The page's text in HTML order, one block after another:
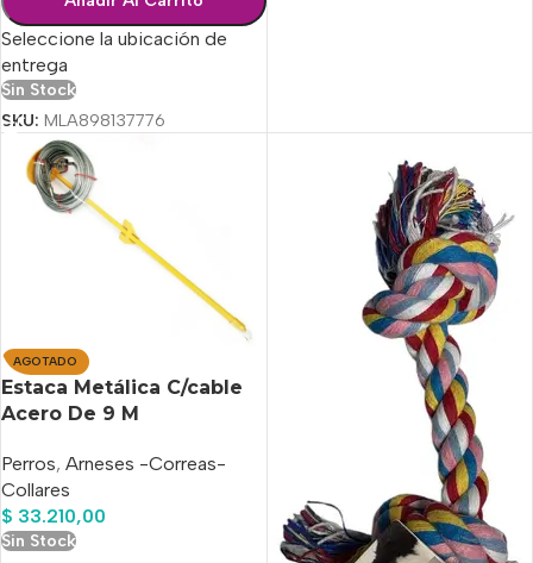
Seleccione la ubicación de
entrega
Sin Stock
SKU: MLA898137776
AGOTADO
Estaca Metálica C/cable
Acero De 9 M
Perros, Arneses -Correas-
Collares
$ 33.210,00
Sin Stock